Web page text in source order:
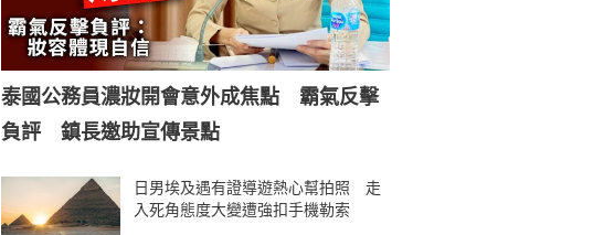
泰國公務員濃妝開會意外成焦點 霸氣反擊
負評 鎮長邀助宣傳景點
日男埃及遇有證導遊熱心幫拍照 走
入死角態度大變遭強扣手機勒索